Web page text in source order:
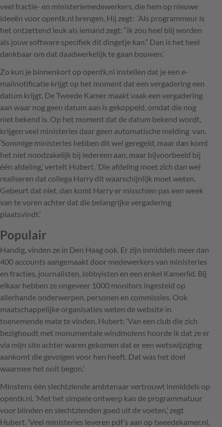
veel fractie- en ministeriemedewerkers, die hem op nieuwe
ideeën voor opentk.nl brengen. Hij zegt: ‘Als programmeur is
het ontzettend leuk als iemand zegt: “ik zou heel blij worden
als jouw software specifiek dit dingetje kan.” Dan is het heel
dankbaar om dat daadwerkelijk te gaan bouwen.’
Zo kun je binnenkort op opentk.nl instellen dat je een e-
mailnotificatie krijgt op het moment dat een vergadering een
datum krijgt. De Tweede Kamer maakt vaak een vergadering
aan waar nog geen datum aan is gekoppeld, omdat die nog
niet bekend is. Op het moment dat de datum bekend wordt,
krijgen veel ministeries daar geen automatische melding van.
‘Sommige ministeries hebben dit wel geregeld, maar dan komt
het niet noodzakelijk bij iedereen aan, maar bijvoorbeeld bij
één afdeling,’ vertelt Hubert. ‘Die afdeling moet zich dan wel
realiseren dat collega Harry dit waarschijnlijk moet weten.
Gebeurt dat niet, dan komt Harry er misschien pas een week
van te voren achter dat die belangrijke vergadering
plaatsvindt.’
Populair
Handig, vinden ze in Den Haag ook. Er zijn inmiddels meer dan
400 accounts aangemaakt door medewerkers van ministeries
en fracties, journalisten, lobbyisten en een enkel Kamerlid. Bij
elkaar hebben ze ongeveer 1000 monitors ingesteld op
allerhande onderwerpen, personen en commissies. Ook
maatschappelijke organisaties weten de website in
toenemende mate te vinden. Hubert: ‘Van een club die zich
bezighoudt met monumentale windmolens hoorde ik dat ze er
via mijn site achter waren gekomen dat er een wetswijziging
aankomt die gevolgen voor hen heeft. Dat was het doel
waarmee het ooit begon.’
Minstens één slechtziende ambtenaar vertrouwt inmiddels op
opentk.nl. ‘Met het simpele ontwerp kan de programmatuur
voor blinden en slechtzienden goed uit de voeten,’ zegt
Hubert. ‘Veel ministeries leveren pdf’s aan op tweedekamer.nl,